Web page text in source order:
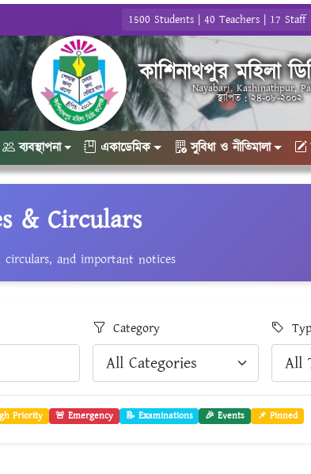
1500 Students | 40 Teachers | 17 Staff
কাশিনাথপুর মহিলা
Nayabari, Kashinathpur,
স্থাপিত : ২৪-০৮-২০০২
ব্যবস্থাপনা একাডেমিক সুবিধা ও নীতিমালা
& Circulars
circulars, and important notices
Category
Priority 🚨 Emergency 📝 Examinations 🎉 Events 📌 Pinned